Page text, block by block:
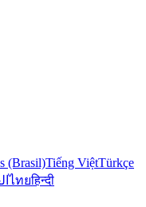
(Brasil)Tiếng ViệtTürkçe
ไทยहिन्दी